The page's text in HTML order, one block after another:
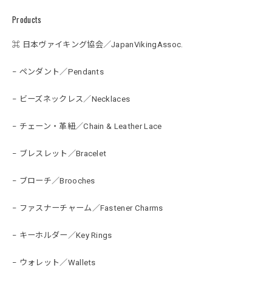
Products
⌘ 日本ヴァイキング協会／JapanVikingAssoc.
− ペンダント／Pendants
− ビーズネックレス／Necklaces
− チェーン・革紐／Chain & Leather Lace
− ブレスレット／Bracelet
− ブローチ／Brooches
− ファスナーチャーム／Fastener Charms
− キーホルダー／Key Rings
− ウォレット／Wallets